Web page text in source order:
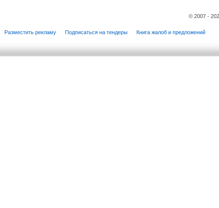
© 2007 -
Разместить рекламу Подписаться на тендеры Книга жалоб и предложений